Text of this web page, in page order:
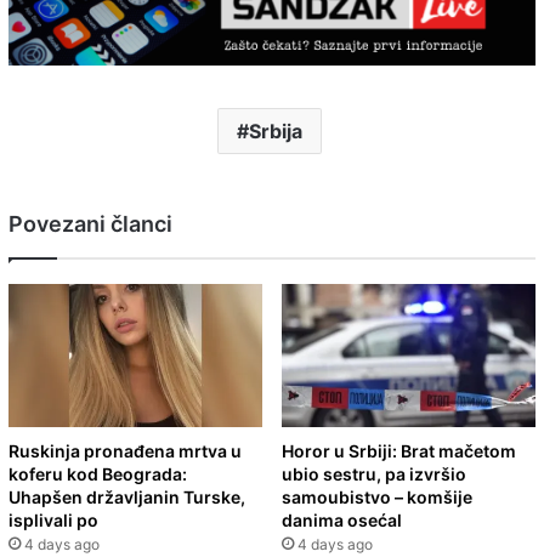
Srbija
Povezani članci
Ruskinja pronađena mrtva u
koferu kod Beograda:
Uhapšen državljanin Turske,
isplivali po
4 days ago
Horor u Srbiji: Brat mačetom
ubio sestru, pa izvršio
samoubistvo – komšije
danima osećal
4 days ago